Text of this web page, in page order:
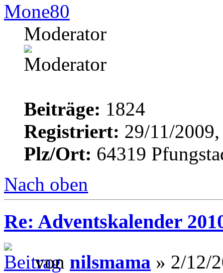
Mone80
Moderator
Beiträge: 1824
Registriert: 29/11/
Plz/Ort: 64319
Nach oben
Re: Adventskalender
von nilsmama » 2/12/